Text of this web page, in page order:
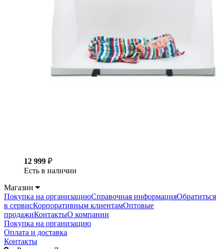
12 999 ₽
Есть в наличии
Магазин
Покупка на организациюСправочная информацияОбратиться
в сервисКорпоративным клиентамОптовые
продажиКонтактыО компании
Покупка на организацию
Оплата и доставка
Контакты